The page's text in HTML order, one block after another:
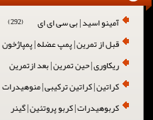
آمینو اسید | بی سی ای ای (292)
قبل از تمرین | پمپ عضله | پمپاژخون
ریکاوری | حین تمرین | بعد ازتمرین
کراتین | کراتین ترکیبی | منوهیدرات
کربوهیدرات | کربو پروتئین | گینر